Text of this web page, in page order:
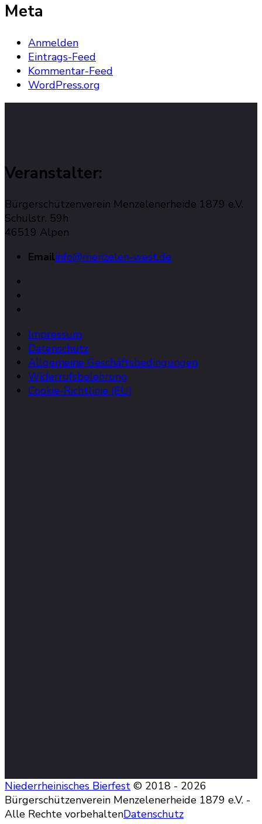
Meta
Anmelden
Eintrags-Feed
Kommentar-Feed
WordPress.org
Veranstalter:
Bürgerschützenverein Menzelenerheide 1879 e.V.
Schulstr. 59h
46519 Alpen
Emailinfo@menzelen-west.de
Impressum
Datenschutz
Allgemeine Geschäftsbedingungen
Widerrufsbelehrung
Cookie-Richtlinie (EU)
Niederrheinisches Bierfest © 2018 - 2026
Bürgerschützenverein Menzelenerheide 1879 e.V. -
Alle Rechte vorbehaltenDatenschutz